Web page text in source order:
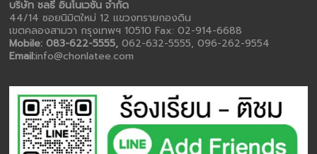
บริษัท ชลธี อินโนเวชั่น จำกัด
44/14 ซอยนิมิตใหม่ 12 แขวงทรายกองดิน
เขตคลองสามวา กรุงเทพฯ 10510 Fax: 02-914-6688
Mobile: 083-622-5555,062-632-5555, 096-262-9554
Email:info@chonlatee.com